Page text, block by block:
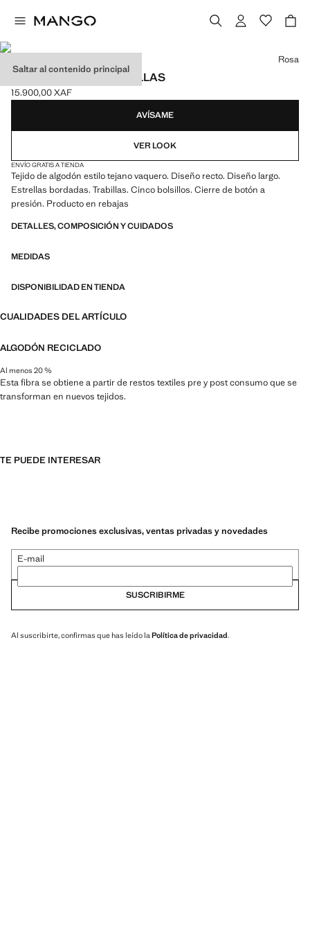
Saltar al contenido principal
JEANS RECTOS ESTRELLAS
Precio actual [15.900,00 XAF ]
15.900,00 XAF
Selecciona un color
Rosa
AVÍSAME
VER LOOK
ENVÍO GRATIS A TIENDA
Tejido de algodón estilo tejano vaquero. Diseño recto. Diseño largo.
Estrellas bordadas. Trabillas. Cinco bolsillos. Cierre de botón a
presión. Producto en rebajas
DETALLES, COMPOSICIÓN Y CUIDADOS
MEDIDAS
DISPONIBILIDAD EN TIENDA
CUALIDADES DEL ARTÍCULO
ALGODÓN RECICLADO
Al menos 20 %
Esta fibra se obtiene a partir de restos textiles pre y post consumo que se
transforman en nuevos tejidos.
TE PUEDE INTERESAR
Recibe promociones exclusivas, ventas privadas y novedades
E-mail
SUSCRIBIRME
Al suscribirte, confirmas que has leído laPolítica de privacidad.